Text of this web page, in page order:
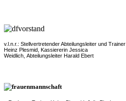
v.l.n.r.: Stellvertretender Abteilungsleiter und Trainer
Heinz Plesmid, Kassiererin Jessica
Weidlich, Abteilungsleiter Harald Ebert